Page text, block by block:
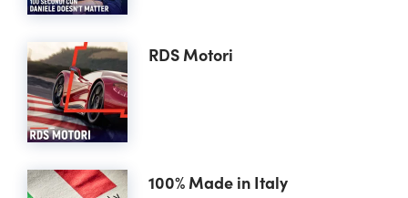
RDS Motori
100% Made in Italy